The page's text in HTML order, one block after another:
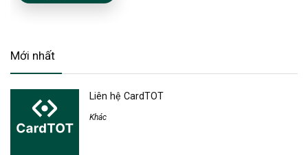
Mới nhất
Liên hệ CardTOT
Khác